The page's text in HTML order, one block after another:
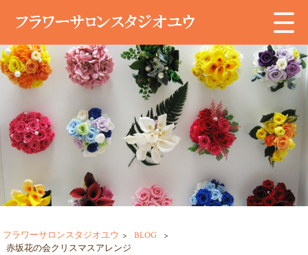
フラワーサロンスタジオユウ > BLOG
>
赤坂花の会クリスマスアレンジ